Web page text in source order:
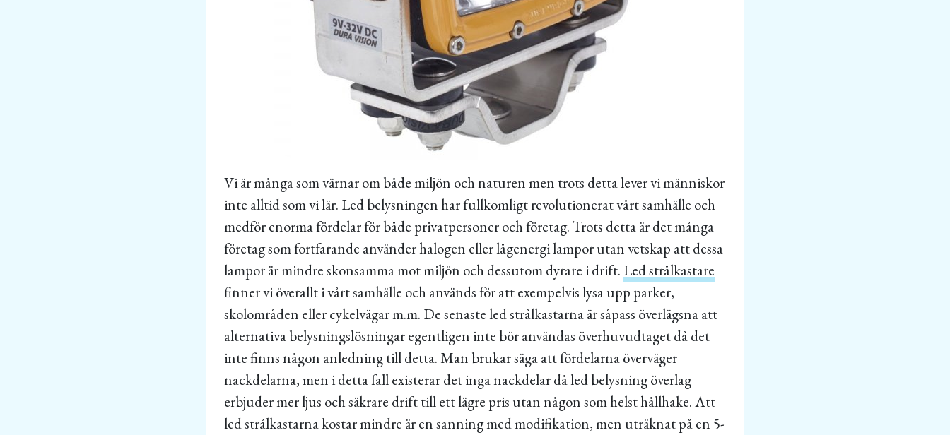
Vi är många som värnar om både miljön och naturen men trots detta lever vi människor
inte alltid som vi lär. Led belysningen har fullkomligt revolutionerat vårt samhälle och
medför enorma fördelar för både privatpersoner och företag. Trots detta är det många
företag som fortfarande använder halogen eller lågenergi lampor utan vetskap att dessa
lampor är mindre skonsamma mot miljön och dessutom dyrare i drift. Led strålkastare
finner vi överallt i vårt samhälle och används för att exempelvis lysa upp parker,
skolområden eller cykelvägar m.m. De senaste led strålkastarna är såpass överlägsna att
alternativa belysningslösningar egentligen inte bör användas överhuvudtaget då det
inte finns någon anledning till detta. Man brukar säga att fördelarna överväger
nackdelarna, men i detta fall existerar det inga nackdelar då led belysning överlag
erbjuder mer ljus och säkrare drift till ett lägre pris utan någon som helst hållhake. Att
led strålkastarna kostar mindre är en sanning med modifikation, men uträknat på en 5-